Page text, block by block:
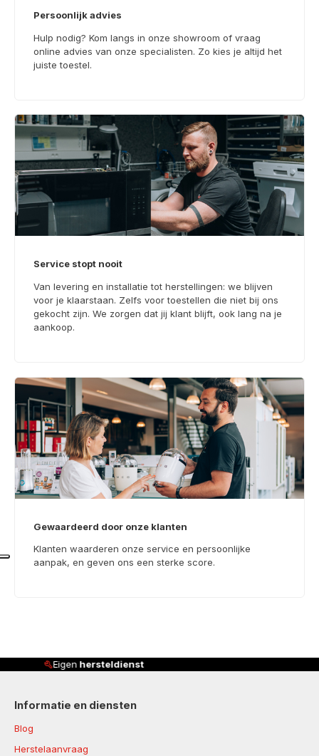
Persoonlijk advies
Hulp nodig? Kom langs in onze showroom of vraag
online advies van onze specialisten. Zo kies je altijd het
juiste toestel.
Service stopt nooit
Van levering en installatie tot herstellingen: we blijven
voor je klaarstaan. Zelfs voor toestellen die niet bij ons
gekocht zijn. We zorgen dat jij klant blijft, ook lang na je
aankoop.
Gewaardeerd door onze klanten
Klanten waarderen onze service en persoonlijke
aanpak, en geven ons een sterke score.
Klanten beoordelen ons met
Informatie en diensten
Blog
Herstelaanvraag